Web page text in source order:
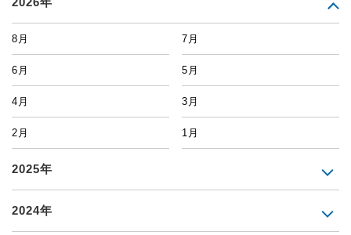
8月 7月
6月 5月
4月 3月
2月 1月
2025年
2024年